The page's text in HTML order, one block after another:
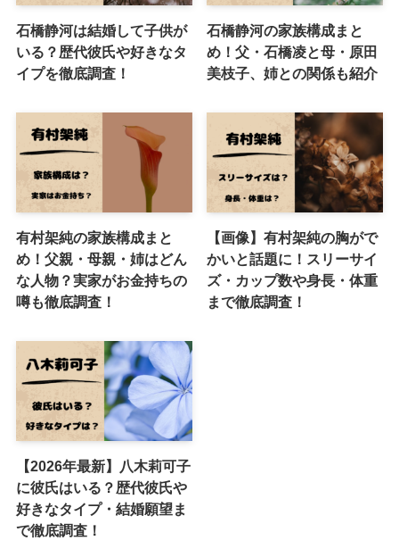
石橋静河は結婚して子供が
いる？歴代彼氏や好きなタ
イプを徹底調査！
石橋静河の家族構成まと
め！父・石橋凌と母・原田
美枝子、姉との関係も紹介
有村架純の家族構成まと
め！父親・母親・姉はどん
な人物？実家がお金持ちの
噂も徹底調査！
【画像】有村架純の胸がで
かいと話題に！スリーサイ
ズ・カップ数や身長・体重
まで徹底調査！
【2026年最新】八木莉可子
に彼氏はいる？歴代彼氏や
好きなタイプ・結婚願望ま
で徹底調査！